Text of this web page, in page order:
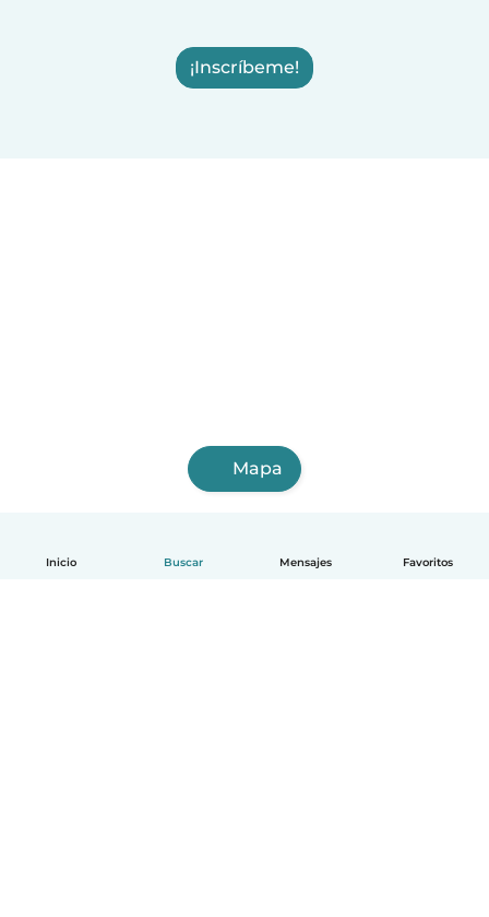
Inicio Buscar Mensajes Favoritos
¡Inscríbeme!
Mapa